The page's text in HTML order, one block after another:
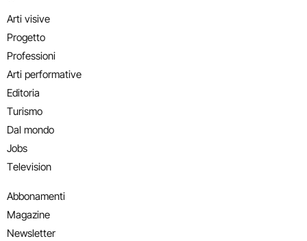
Arti visive
Progetto
Professioni
Arti performative
Editoria
Turismo
Dal mondo
Jobs
Television
Abbonamenti
Magazine
Newsletter